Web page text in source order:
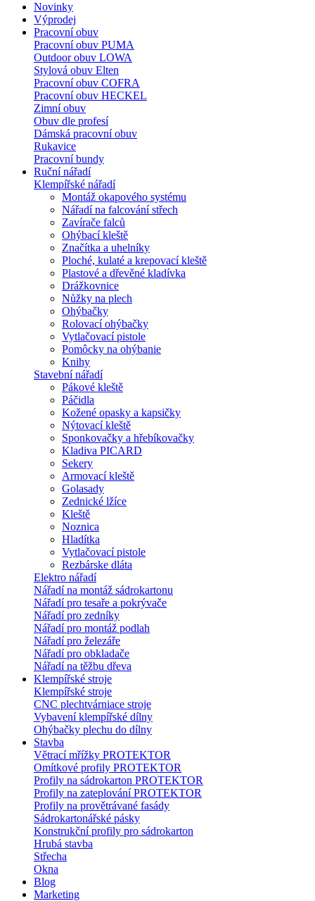
Novinky
Výprodej
Pracovní obuv
Pracovní obuv PUMA
Outdoor obuv LOWA
Stylová obuv Elten
Pracovní obuv COFRA
Pracovní obuv HECKEL
Zimní obuv
Obuv dle profesí
Dámská pracovní obuv
Rukavice
Pracovní bundy
Ruční nářadí
Klempířské nářadí
Montáž okapového systému
Nářadí na falcování střech
Zavírače falců
Ohýbací kleště
Značítka a uhelníky
Ploché, kulaté a krepovací kleště
Plastové a dřevěné kladívka
Drážkovnice
Nůžky na plech
Ohýbačky
Rolovací ohýbačky
Vytlačovací pistole
Pomôcky na ohýbanie
Knihy
Stavební nářadí
Pákové kleště
Páčidla
Kožené opasky a kapsičky
Nýtovací kleště
Sponkovačky a hřebíkovačky
Kladiva PICARD
Sekery
Armovací kleště
Golasady
Zednické lžíce
Kleště
Noznica
Hladítka
Vytlačovací pistole
Rezbárske dláta
Elektro nářadí
Nářadí na montáž sádrokartonu
Nářadí pro tesaře a pokrývače
Nářadí pro zedníky
Nářadí pro montáž podlah
Nářadí pro železáře
Nářadí pro obkladače
Nářadí na těžbu dřeva
Klempířské stroje
Klempířské stroje
CNC plechtvárniace stroje
Vybavení klempířské dílny
Ohýbačky plechu do dílny
Stavba
Větrací mřížky PROTEKTOR
Omítkové profily PROTEKTOR
Profily na sádrokarton PROTEKTOR
Profily na zateplování PROTEKTOR
Profily na provětrávané fasády
Sádrokartonářské pásky
Konstrukční profily pro sádrokarton
Hrubá stavba
Střecha
Okna
Blog
Marketing